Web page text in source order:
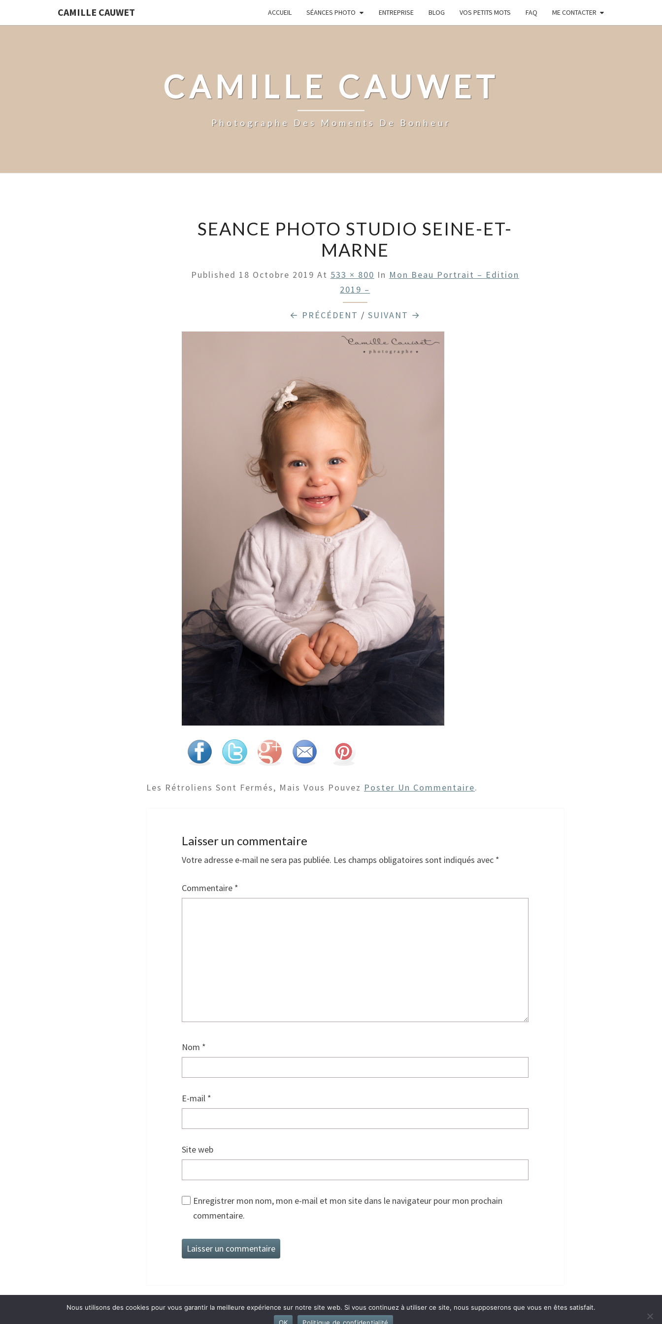
CAMILLE CAUWET ACCUEIL SÉANCES PHOTO ENTREPRISE BLOG VOS PETITS MOTS FAQ ME CONTACTER
CAMILLE CAUWET
Photographe Des Moments De Bonheur
SEANCE PHOTO STUDIO SEINE-ET-
MARNE
Published 18 Octobre 2019 At 533 × 800 In Mon Beau Portrait – Edition
2019 –
← PRÉCÉDENT / SUIVANT →
Les Rétroliens Sont Fermés, Mais Vous Pouvez Poster Un Commentaire.
Laisser un commentaire
Votre adresse e-mail ne sera pas publiée. Les champs obligatoires sont indiqués avec *
Commentaire *
Nom *
E-mail *
Site web
Enregistrer mon nom, mon e-mail et mon site dans le navigateur pour mon prochain
commentaire.
Fièrement propulsé parWordPress |Thème :
Nous utilisons des cookies pour vous garantir la meilleure expérience sur notre site web. Si vous continuez à utiliser ce site, nous supposerons que vous en êtes satisfait.
OK
Politique de confidentialité